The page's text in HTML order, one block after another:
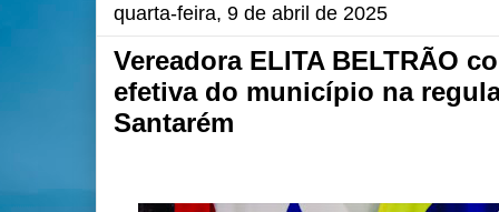
quarta-feira, 9 de abril de 2025
Vereadora ELITA BELTRÃO
efetiva do município na
Santarém